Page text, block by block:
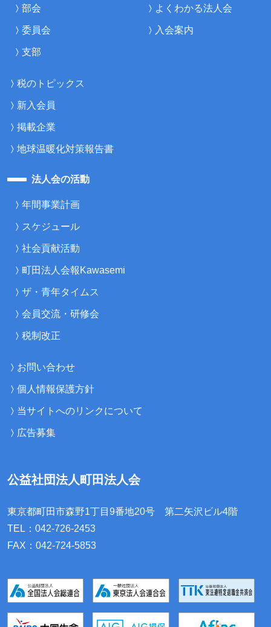
部会
委員会
支部
よくわかる法人会
入会案内
税のトピックス
新入会員
掲載企業
地球温暖化対策報告書
法人会の活動
年間事業計画
スケジュール
社会貢献活動
町田法人会報Kawasemi
ザ・青年タイムス
会員交流・研修会
税制改正
お問い合わせ
個人情報保護方針
当サイトへのリンクについて
広告募集
公益社団法人町田法人会
東京都町田市森野1丁目9番地20号 第二矢沢ビル4階
TEL：042-726-2453
FAX：042-724-5853